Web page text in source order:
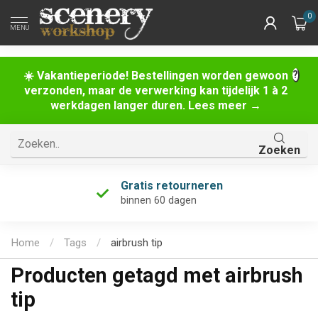
☀️ Vakantieperiode! Bestellingen worden gewoon
verzonden, maar de verwerking kan tijdelijk 1 à 2
werkdagen langer duren. Lees meer →
MENU
0
Zoeken
Gratis retourneren
binnen 60 dagen
Home / Tags / airbrush tip
Producten getagd met airbrush
tip